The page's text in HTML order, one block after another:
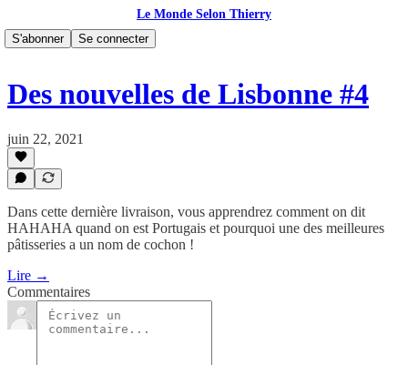
Le Monde Selon Thierry
S'abonner
Se connecter
Des nouvelles de Lisbonne #4
juin 22, 2021
Dans cette dernière livraison, vous apprendrez comment on dit
HAHAHA quand on est Portugais et pourquoi une des meilleures
pâtisseries a un nom de cochon !
Lire →
Commentaires